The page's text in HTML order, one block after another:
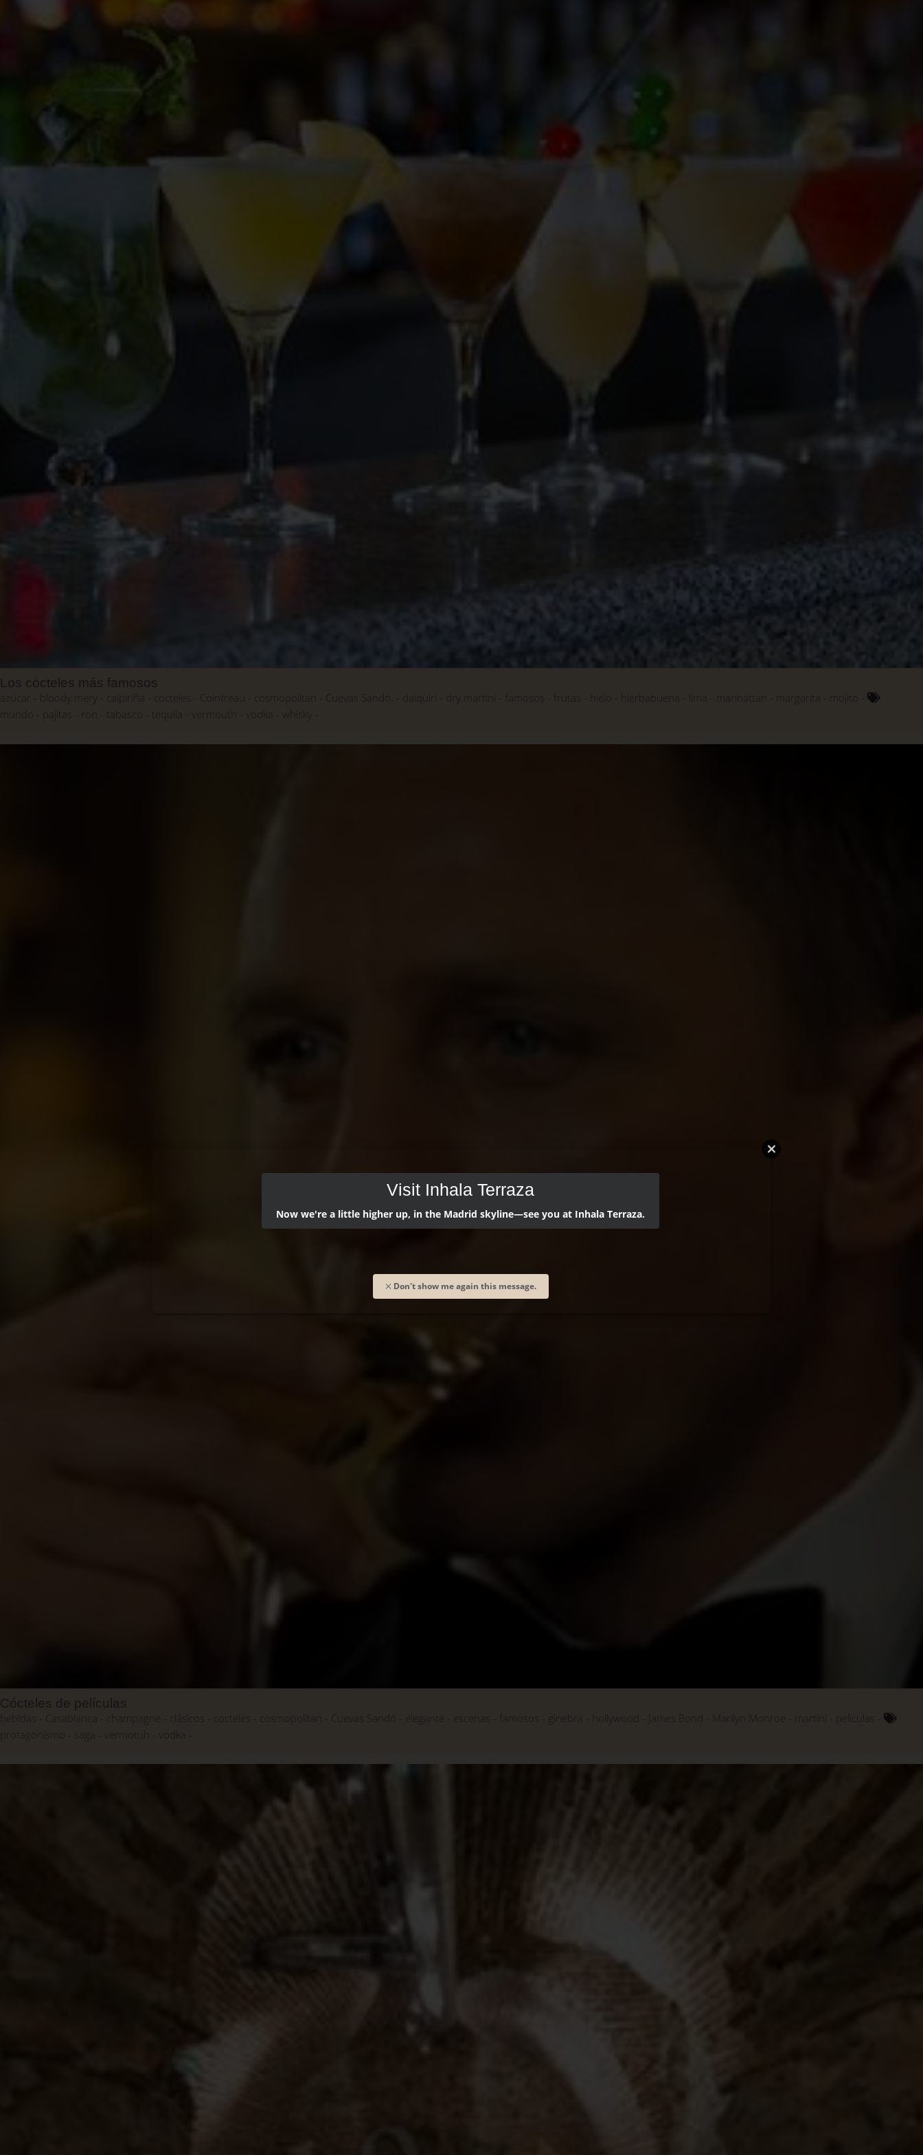
Los cócteles más famosos
azúcar
bloody mery cocteles Cointreau cosmopolitan Cuevas Sandó. dry martini frutas hielo hierbabuena manhattan margarita
mojito
pajitas tabasco tequila vermouth vodka whisky
Cócteles de películas
bebidas
champagne cocteles cosmopolitan Cuevas Sandó elegante escenas ginebra hollywood James Bond Marilyn Monroe martini
películas
protagonismo
saga vermotuh vodka
Visit Inhala Terraza
Now we're a little higher up, in the Madrid skyline—see you at Inhala Terraza.
Don't show me again this message.